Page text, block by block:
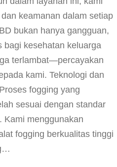
keamanan dalam setiap
bukan hanya gangguan,
bagi kesehatan keluarga
terlambat—percayakan
kami. Teknologi dan
fogging yang
sesuai dengan standar
Kami menggunakan
fogging berkualitas tinggi